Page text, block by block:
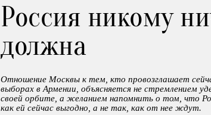
Россия никому
должна
Отношение Москвы к тем, кто провозглашает
выборах в Армении, объясняется не стремлением
своей орбите, а желанием напомнить о том, что
как ей сейчас выгодно, а не так, как от нее ждут.